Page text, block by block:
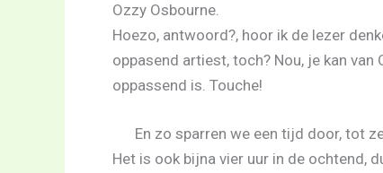
Ozzy Osbourne.
Hoezo, antwoord?, hoor ik de lezer
oppasend artiest, toch? Nou, je kan
oppassend is. Touche!
En zo sparren we een tijd door, tot
Het is ook bijna vier uur in de ochtend,